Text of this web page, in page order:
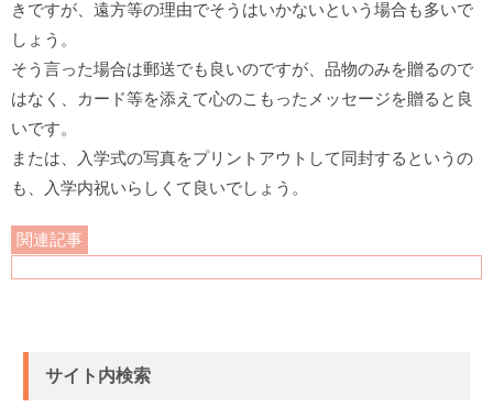
きですが、遠方等の理由でそうはいかないという場合も多いで
しょう。
そう言った場合は郵送でも良いのですが、品物のみを贈るので
はなく、カード等を添えて心のこもったメッセージを贈ると良
いです。
または、入学式の写真をプリントアウトして同封するというの
も、入学内祝いらしくて良いでしょう。
サイト内検索